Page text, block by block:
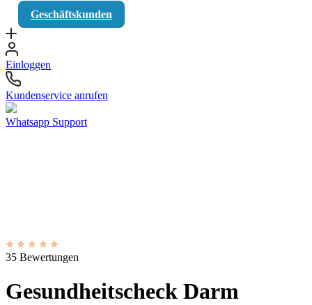
Geschäftskunden
Einloggen
Kundenservice anrufen
Whatsapp Support
35 Bewertungen
Gesundheitscheck Darm